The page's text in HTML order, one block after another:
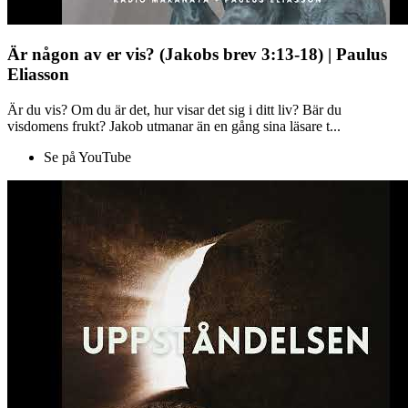
Är någon av er vis? (Jakobs brev 3:13-18) | Paulus
Eliasson
Är du vis? Om du är det, hur visar det sig i ditt liv? Bär du
visdomens frukt? Jakob utmanar än en gång sina läsare t...
Se på YouTube